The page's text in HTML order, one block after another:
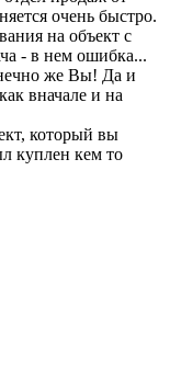
очень быстро.
на объект с
- в нем ошибка...
же Вы! Да и
вначале и на
который вы
куплен кем то